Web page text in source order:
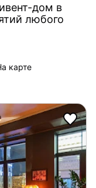
дом в
любого
карте